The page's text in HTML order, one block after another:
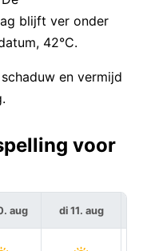
blijft ver onder
42°C.
en vermijd
voor
aug di 11. aug